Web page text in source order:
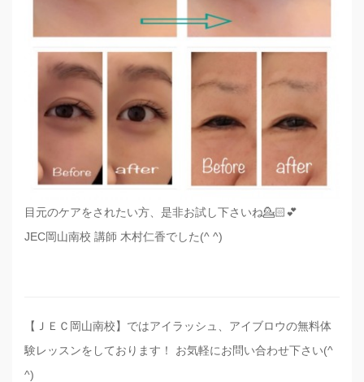
目元のケアをされたい方、是非お試し下さいね💁🏻💕
JEC岡山南校 講師 木村仁香でした(^ ^)
【ＪＥＣ岡山南校】ではアイラッシュ、アイブロウの無料体
験レッスンをしております！ お気軽にお問い合わせ下さい(^
^)